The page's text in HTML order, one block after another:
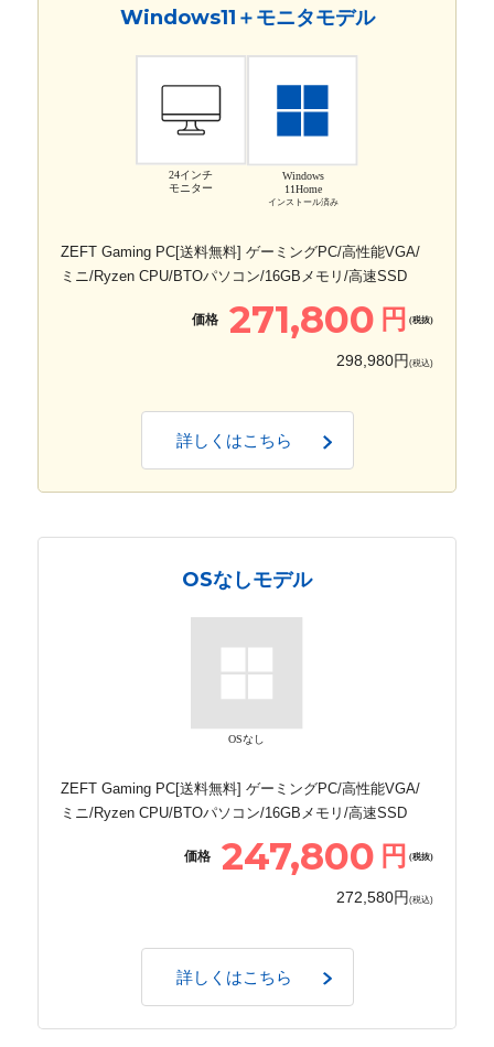
Windows11＋モニタモデル
24インチ
モニター
Windows
11Home
インストール済み
ZEFT Gaming PC[送料無料] ゲーミングPC/高性能VGA/
ミニ/Ryzen CPU/BTOパソコン/16GBメモリ/高速SSD
価格 271,800 円 (税抜)
298,980円 (税込)
詳しくはこちら
OSなしモデル
OSなし
ZEFT Gaming PC[送料無料] ゲーミングPC/高性能VGA/
ミニ/Ryzen CPU/BTOパソコン/16GBメモリ/高速SSD
価格 247,800 円 (税抜)
272,580円 (税込)
詳しくはこちら